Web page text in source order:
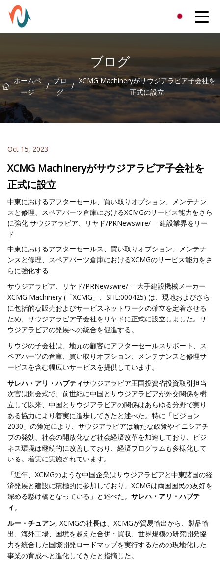
ブログ
ホームペ
ージ
/ ブロ
グ
/ XCMG Machineryがサウジアラビア子会社を
正式に設立
Oct 15, 2023
XCMG Machineryがサウジアラビア子会社を
正式に設立
中東におけるアフターセール、買い取りオプション、メンテナン
スと修理、スペアパーツ倉庫におけるXCMGのサービス能力をさら
に強化 サウジアラビア、リヤド/PRNewswire/ -- 建設業界をリー
ド
中東におけるアフターセールス、買い取りオプション、メンテナ
ンスと修理、スペアパーツ倉庫におけるXCMGのサービス能力をさ
らに強化する
サウジアラビア、リヤド/PRNewswire/ -- 大手建設機械メーカー
XCMG Machinery (「XCMG」、SHE:000425) は、現地およびさら
に包括的な販売およびサービスネットワークの確立を定着させる
ため、サウジアラビア子会社をリヤドに正式に設立しました。サ
ウジアラビアの発展への統合を促進する。
サウジの子会社は、地元の顧客にアフターセールスサポート、ス
ペアパーツの倉庫、買い取りオプション、メンテナンスと修理サ
ービスを含む幅広いサービスを提供しています。
サレハ・アリ・ハブティサウジアラビア王国投資省投資取引担当
次官は開会式で、前世紀に中国とサウジアラビアが外交関係を樹
立して以来、中国とサウジアラビアの関係はあらゆる分野で実り
ある協力により着実に進歩してきたと述べた。特に「ビジョン
2030」の策定により、サウジアラビアは新たな政策やイニシアチ
ブの発効、社会の開放化など社会経済改革を加速しており、ビジ
ネス環境は継続的に改善しており、経済プログラムも多様化して
いる。着実に実施されています。
「近年、XCMGのような中国企業はサウジアラビアと中東諸国の経
済発展と建設に積極的に参加しており、XCMGは両国国民の友好を
深める懸け橋となっている」と述べた。 サレハ・アリ・ハブテ
ィ。
ルー・チュアン, XCMGの社長は、XCMGが貿易輸出から、製品輸
出、海外工場、国境を越えた合併・買収、世界規模の研究開発協
力を統合した国際開発ロードマップを実行するための現地化した
事業の育成へと進化してきたと指摘した。